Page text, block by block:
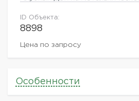
ID Объекта:
8898
Цена по запросу
Особенности